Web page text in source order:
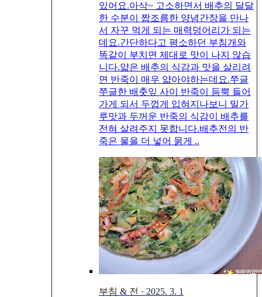
있어요.아삭~ 고소하면서 배추의 달달
한 수분이 짭조름한 양념간장을 만나
서 자꾸 먹게 되는 매력덩어리가 되는
데요.간단하다고 평소하던 부침개와
똑같이 부치면 제대로 맛이 나지 않습
니다.얇은 배추의 식감과 맛을 살리려
면 반죽이 매우 얇아야하는데요.쭈글
쭈글한 배춧잎 사이 반죽이 듬뿍 들어
가게 되서 두껍게 입혀지나보니 밀가
루맛과 두꺼운 반죽의 식감이 배추를
전혀 살려주지 못합니다.배추전의 반
죽은 물을 더 넣어 묽게 ..
부침 & 전 · 2025. 3. 1